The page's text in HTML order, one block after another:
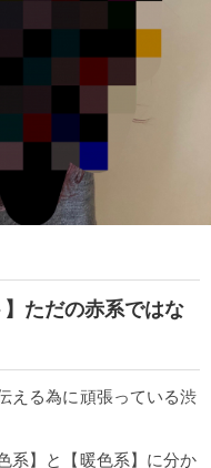
】ただの赤系ではな
える為に頑張っている渋
系】と【暖色系】に分か